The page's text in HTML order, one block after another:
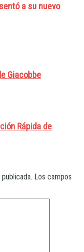
a su nuevo
Giacobbe
Rápida de
Los campos